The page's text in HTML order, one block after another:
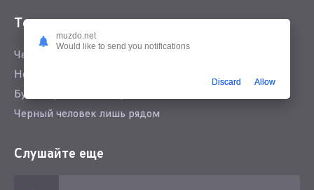
Текст песни
Черный человек лишь рядом
Не отравит меня он ядом
Будет предан не навредит некогда
Черный человек лишь рядом
Слушайте еще
muzdo.net
Would like to send you notifications
Discard Allow